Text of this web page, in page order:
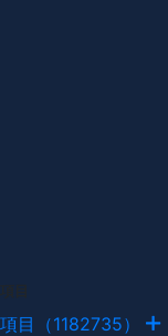
項目（1182735）